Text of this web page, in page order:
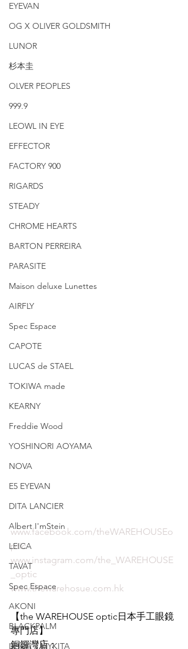
EYEVAN
OG X OLIVER GOLDSMITH
LUNOR
杉本圭
OLVER PEOPLES
999.9
LEOWL IN EYE
EFFECTOR
FACTORY 900
RIGARDS
STEADY
CHROME HEARTS
BARTON PERREIRA
PARASITE
Maison deluxe Lunettes
AIRFLY
Spec Espace
CAPOTE
LUCAS de STAEL
TOKIWA made
KEARNY
Freddie Wood
YOSHINORI AOYAMA
NOVA
E5 EYEVAN
DITA LANCIER
Albert I'mStein
LEICA
TAVAT
Spec Espace
AKONI
BLACKPALM
LEICA x MYKITA
www.facebook.com/theWAREHOUSEo
ptic
www.instagram.com/the_WAREHOUSE
_optic
www.thewarehosue.com.hk
【the WAREHOUSE optic日本手工眼鏡
專門店】
銅鑼灣店：